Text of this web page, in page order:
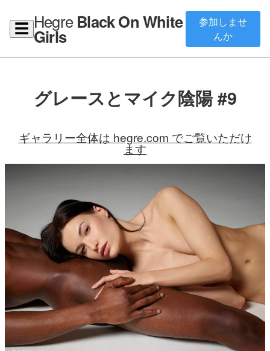
☰ Hegre Black On White
Girls
参加しませ
んか
グレースとマイク陰陽 #9
ギャラリー全体は hegre.com でご覧いただけ
ます